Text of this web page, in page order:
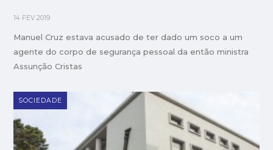
14 FEV 2019
Manuel Cruz estava acusado de ter dado um soco a um
agente do corpo de segurança pessoal da então ministra
Assunção Cristas
SOCIEDADE